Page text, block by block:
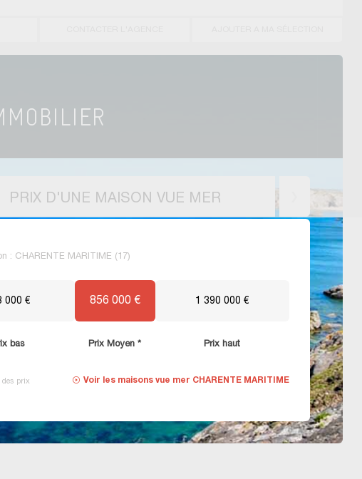
PRIX D'UNE MAISON VUE MER
: CHARENTE MARITIME (17)
000 € 856 000 € 1 390 000 €
bas Prix Moyen * Prix haut
Voir les maisons vue mer CHARENTE MARITIME
des prix